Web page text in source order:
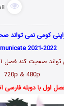
2021-2022
صحبت کند فصل ۱ و ۲
720p & 480p
اول با دوبله فارسی